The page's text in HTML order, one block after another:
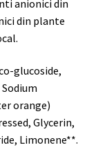
anionici din
din plante
glucoside,
orange)
Glycerin,
Limonene**.